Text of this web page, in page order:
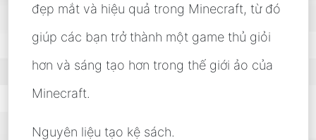
đẹp mắt và hiệu quả trong Minecraft, từ đó
giúp các bạn trở thành một game thủ giỏi
hơn và sáng tạo hơn trong thế giới ảo của
Minecraft.
Nguyên liệu tạo kệ sách.